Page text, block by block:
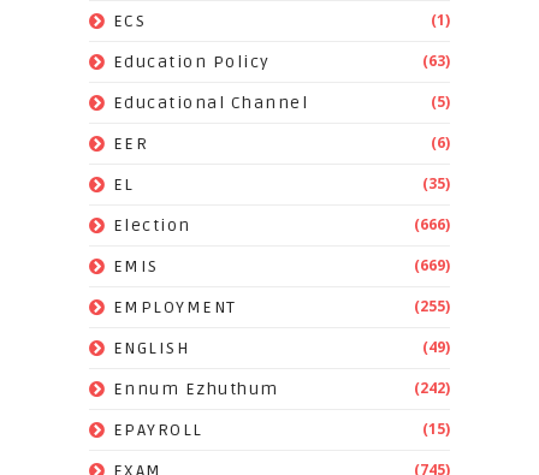
ECS (1)
Education Policy (63)
Educational Channel (5)
EER (6)
EL (35)
Election (666)
EMIS (669)
EMPLOYMENT (255)
ENGLISH (49)
Ennum Ezhuthum (242)
EPAYROLL (15)
EXAM (745)